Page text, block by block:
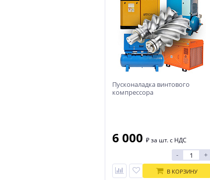
Пусконаладка винтового
компрессора
6 000 ₽за шт. с НДС
- +
В КОРЗИНУ